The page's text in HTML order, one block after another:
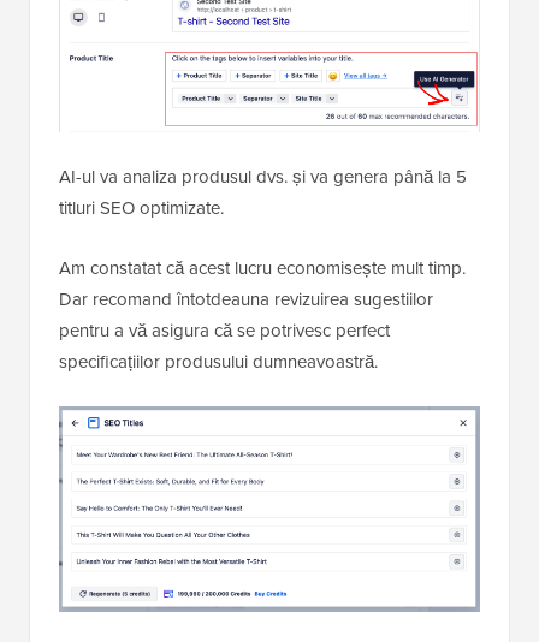
AI-ul va analiza produsul dvs. și va genera până la 5
titluri SEO optimizate.
Am constatat că acest lucru economisește mult timp.
Dar recomand întotdeauna revizuirea sugestiilor
pentru a vă asigura că se potrivesc perfect
specificațiilor produsului dumneavoastră.